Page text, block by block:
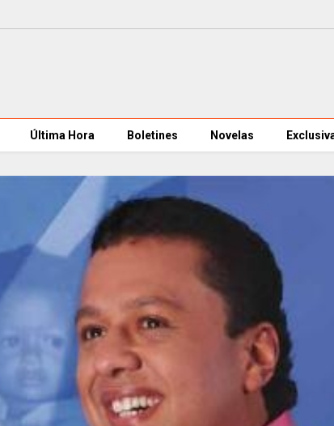
Última Hora Boletines Novelas